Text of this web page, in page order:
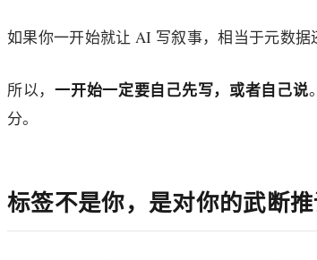
如果你一开始就让 AI 写叙事，相当于元数
所以，一开始一定要自己先写，或者自己说
分。
标签不是你，是对你的武断